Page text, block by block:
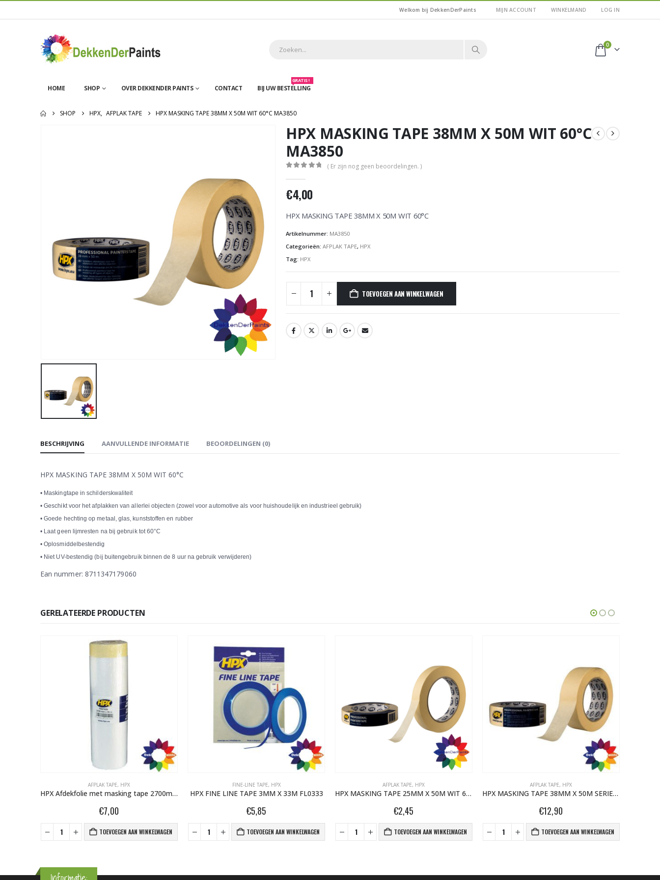
Welkom bij DekkenDerPaints MIJN ACCOUNT WINKELMAND LOG IN
0
HOME SHOP OVER DEKKENDER PAINTS CONTACT BIJ UW BESTELLING
GRATIS !
SHOP HPX, AFPLAK TAPE HPX MASKING TAPE 38MM X 50M WIT 60°C MA3850
HPX MASKING TAPE 38MM X 50M WIT 60°C
MA3850
( Er zijn nog geen beoordelingen. )
€4,00
HPX MASKING TAPE 38MM X 50M WIT 60°C
Artikelnummer: MA3850
Categorieën: AFPLAK TAPE, HPX
Tag: HPX
TOEVOEGEN AAN WINKELWAGEN
BESCHRIJVING AANVULLENDE INFORMATIE BEOORDELINGEN (0)
HPX MASKING TAPE 38MM X 50M WIT 60°C
• Maskingtape in schilderskwaliteit
• Geschikt voor het afplakken van allerlei objecten (zowel voor automotive als voor huishoudelijk en industrieel gebruik)
• Goede hechting op metaal, glas, kunststoffen en rubber
• Laat geen lijmresten na bij gebruik tot 60°C
• Oplosmiddelbestendig
• Niet UV-bestendig (bij buitengebruik binnen de 8 uur na gebruik verwijderen)
Ean nummer: 8711347179060
GERELATEERDE PRODUCTEN
AFPLAK TAPE, HPX
HPX Afdekfolie met masking tape 2700mm X 16m PM270016
€7,00
TOEVOEGEN AAN WINKELWAGEN
FINE-LINE TAPE, HPX
HPX FINE LINE TAPE 3MM X 33M FL0333
€5,85
TOEVOEGEN AAN WINKELWAGEN
AFPLAK TAPE, HPX
HPX MASKING TAPE 25MM X 50M WIT 60°C MA2550
€2,45
TOEVOEGEN AAN WINKELWAGEN
AFPLAK TAPE, HPX
HPX MASKING TAPE 38MM X 50M SERIE 4400 GOLD FP3850
€12,90
TOEVOEGEN AAN WINKELWAGEN